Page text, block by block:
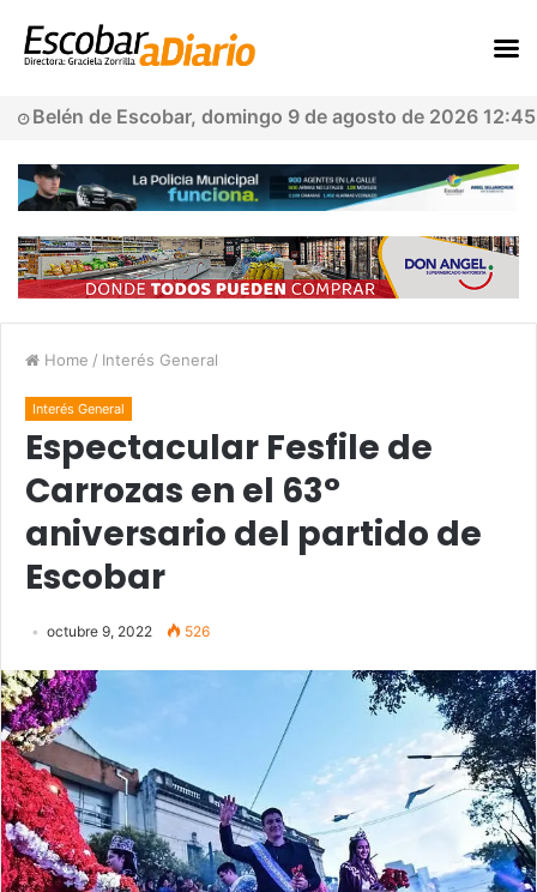
Belén de Escobar, domingo 9 de agosto de 2026 12:45
Home / Interés General
Interés General
Espectacular Fesfile de
Carrozas en el 63°
aniversario del partido de
Escobar
octubre 9, 2022 526